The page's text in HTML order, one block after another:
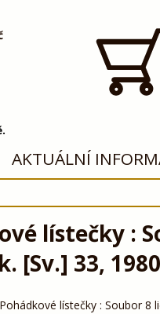
AKTUÁLNÍ
lístečky :
[Sv.] 33, 1980
Pohádkové lístečky : Soubor 8